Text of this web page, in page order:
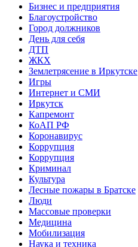
Бизнес и предприятия
Благоустройство
Город должников
День для себя
ДТП
ЖКХ
Землетрясение в Иркутске
Игры
Интернет и СМИ
Иркутск
Капремонт
КоАП РФ
Коронавирус
Коррупция
Коррупция
Криминал
Культура
Лесные пожары в Братске
Люди
Массовые проверки
Медицина
Мобилизация
Наука и техника